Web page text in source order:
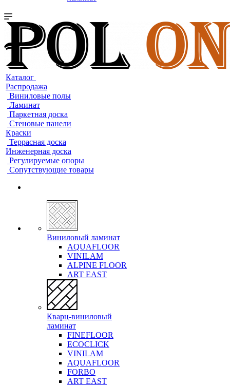
Каталог
Распродажа
Виниловые полы
Ламинат
Паркетная доска
Стеновые панели
Краски
Террасная доска
Инженерная доска
Регулируемые опоры
Сопутствующие товары
Виниловый ламинат
AQUAFLOOR
VINILAM
ALPINE FLOOR
ART EAST
Кварц-виниловый
ламинат
FINEFLOOR
ECOCLICK
VINILAM
AQUAFLOOR
FORBO
ART EAST